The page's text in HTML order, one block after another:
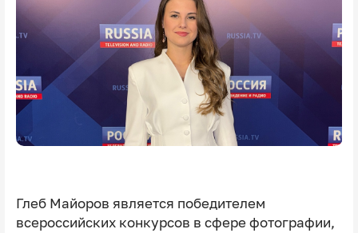
Глеб Майоров является победителем
всероссийских конкурсов в сфере фотографии,